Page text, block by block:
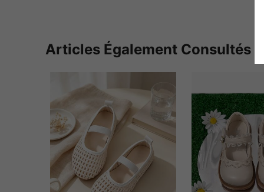
Articles Également Consultés